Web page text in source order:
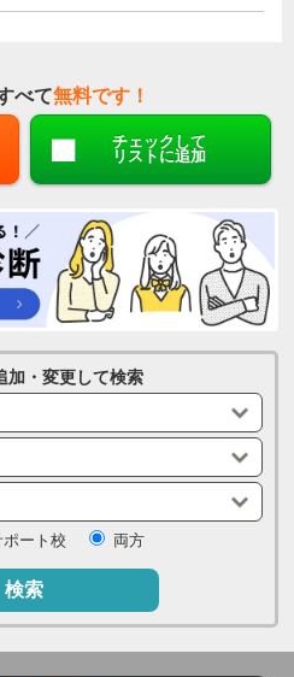
べて無料です！
チェックして
リストに追加
加・変更して検索
ート校 両方
検索